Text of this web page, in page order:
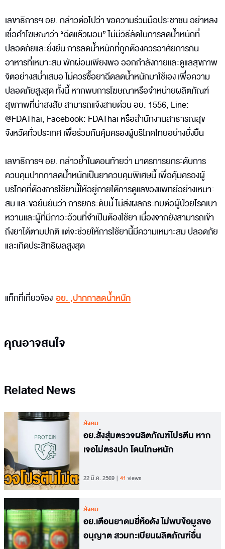
เลขาธิการฯ อย. กล่าวต่อไปว่า ขอความร่วมมือประชาชน อย่าหลง
เชื่อคำโฆษณาว่า “ฉีดแล้วผอม” ไม่มีวิธีลัดในการลดน้ำหนักที่
ปลอดภัยและยั่งยืน การลดน้ำหนักที่ถูกต้องควรอาศัยการกิน
อาหารที่เหมาะสม พักผ่อนเพียงพอ ออกกำลังกายและดูแลสุขภาพ
จิตอย่างสม่ำเสมอ ไม่ควรซื้อยาฉีดลดน้ำหนักมาใช้เอง เพื่อความ
ปลอดภัยสูงสุด ทั้งนี้ หากพบการโฆษณาหรือจำหน่ายผลิตภัณฑ์
สุขภาพที่น่าสงสัย สามารถแจ้งสายด่วน อย. 1556, Line:
@FDAThai, Facebook: FDAThai หรือสำนักงานสาธารณสุข
จังหวัดทั่วประเทศ เพื่อร่วมกันคุ้มครองผู้บริโภคไทยอย่างยั่งยืน
เลขาธิการฯ อย. กล่าวย้ำในตอนท้ายว่า มาตรการยกระดับการ
ควบคุมปากกาลดน้ำหนักเป็นยาควบคุมพิเศษนี้ เพื่อคุ้มครองผู้
บริโภคที่ต้องการใช้ยานี้ให้อยู่ภายใต้การดูแลของแพทย์อย่างเหมาะ
สม และขอยืนยันว่า การยกระดับนี้ ไม่ส่งผลกระทบต่อผู้ป่วยโรคเบา
หวานและผู้ที่มีภาวะอ้วนที่จำเป็นต้องใช้ยา เนื่องจากยังสามารถเข้า
ถึงยาได้ตามปกติ แต่จะช่วยให้การใช้ยานี้มีความเหมาะสม ปลอดภัย
และเกิดประสิทธิผลสูงสุด
แท็กที่เกี่ยวข้อง อย. ,ปากกาลดน้ำหนัก
คุณอาจสนใจ
Related News
สังคม
อย.สั่งสุ่มตรวจผลิตภัณฑ์โปรตีน หาก
เจอไม่ตรงปก โดนโทษหนัก
22 มี.ค. 2569 41 views
สังคม
อย.เตือนยาดมยี่ห้อดัง ไม่พบข้อมูลขอ
อนุญาต สวมทะเบียนผลิตภัณฑ์อื่น